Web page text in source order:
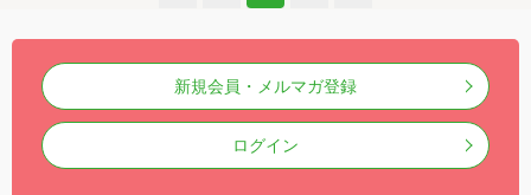
新規会員・メルマガ登録
ログイン